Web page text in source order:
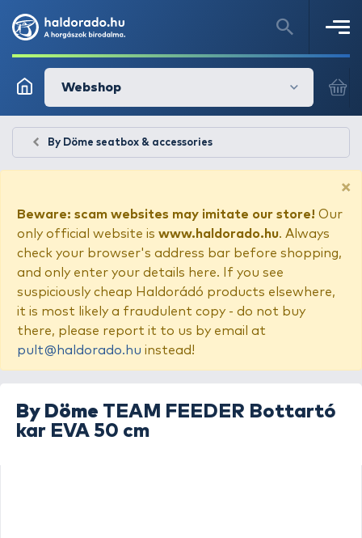
Webshop
By Döme seatbox & accessories
×
Beware: scam websites may imitate our store! Our
only official website is www.haldorado.hu. Always
check your browser's address bar before shopping,
and only enter your details here. If you see
suspiciously cheap Haldorádó products elsewhere,
it is most likely a fraudulent copy - do not buy
there, please report it to us by email at
pult@haldorado.hu instead!
By Döme TEAM FEEDER Bottartó
kar EVA 50 cm